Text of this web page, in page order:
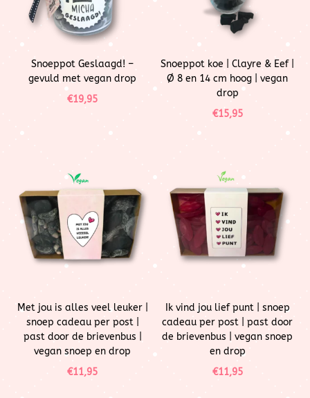
Snoeppot Geslaagd! –
gevuld met vegan drop
€19,95
Snoeppot koe | Clayre & Eef |
Ø 8 en 14 cm hoog | vegan
drop
€15,95
Met jou is alles veel leuker |
snoep cadeau per post |
past door de brievenbus |
vegan snoep en drop
€11,95
Ik vind jou lief punt | snoep
cadeau per post | past door
de brievenbus | vegan snoep
en drop
€11,95